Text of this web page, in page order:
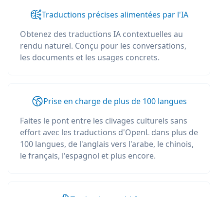
Traductions précises alimentées par l'IA
Obtenez des traductions IA contextuelles au
rendu naturel. Conçu pour les conversations,
les documents et les usages concrets.
Prise en charge de plus de 100 langues
Faites le pont entre les clivages culturels sans
effort avec les traductions d'OpenL dans plus de
100 langues, de l'anglais vers l'arabe, le chinois,
le français, l'espagnol et plus encore.